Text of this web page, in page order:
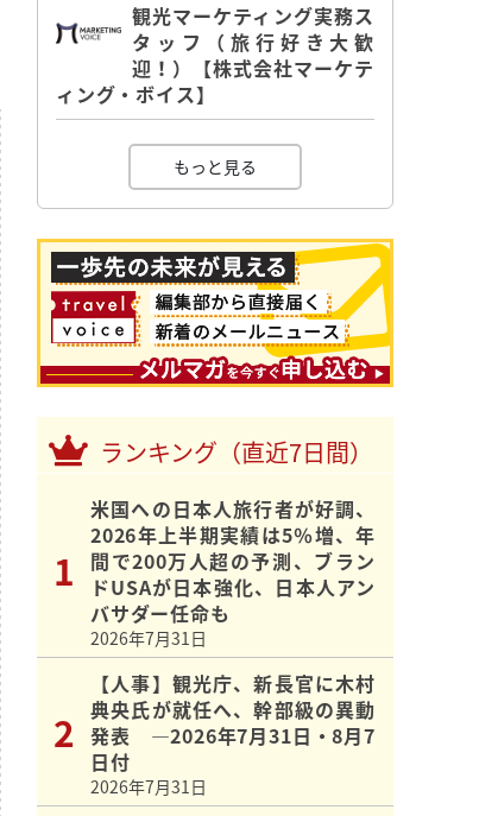
観光マーケティング実務ス
タッフ（旅行好き大歓
迎！）【株式会社マーケテ
ィング・ボイス】
もっと見る
ランキング（直近7日間）
米国への日本人旅行者が好調、
2026年上半期実績は5％増、年
間で200万人超の予測、ブラン
ドUSAが日本強化、日本人アン
バサダー任命も
2026年7月31日
【人事】観光庁、新長官に木村
典央氏が就任へ、幹部級の異動
発表 ―2026年7月31日・8月7
日付
2026年7月31日